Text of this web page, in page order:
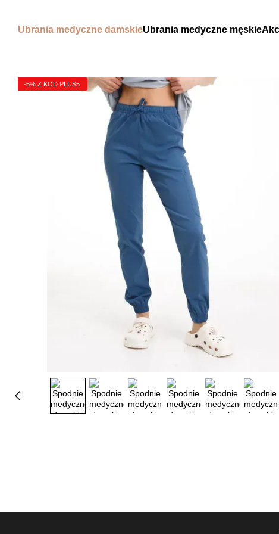
Ubrania medyczne damskieUbrania medyczne męskie
-5% Z KOD PLUS5